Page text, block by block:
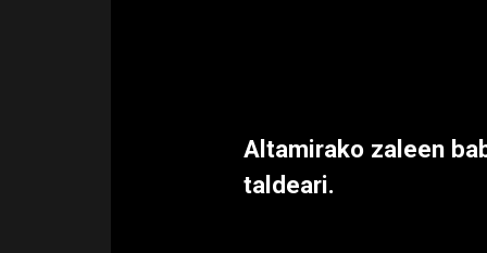
Altamirako zaleen
taldeari.